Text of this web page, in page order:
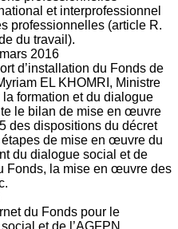
et interprofessionnel
professionnelles (article R.
du travail).
mars 2016
d’installation du Fonds de
EL KHOMRI, Ministre
formation et du dialogue
le bilan de mise en œuvre
des dispositions du décret
de mise en œuvre du
du dialogue social et de
Fonds, la mise en œuvre des
du Fonds pour le